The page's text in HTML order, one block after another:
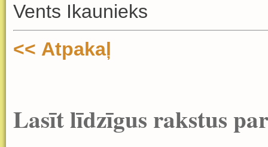
Vents Ikaunieks
<< Atpakaļ
Lasīt līdzīgus rakstus